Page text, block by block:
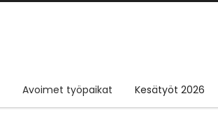
Avoimet työpaikat Kesätyöt 2026